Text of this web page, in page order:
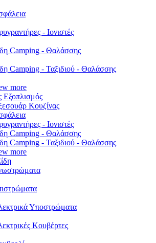
- Ιονιστές
Camping - Θαλάσσης
Camping - Ταξιδιού - Θαλάσσης
more
Εξοπλισμός
Κουζίνας
- Ιονιστές
Camping - Θαλάσσης
Camping - Ταξιδιού - Θαλάσσης
more
Υποστρώματα
Κουβέρτες